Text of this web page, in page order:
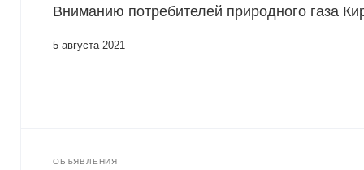
Вниманию потребителей природного газа
5 августа 2021
ОБЪЯВЛЕНИЯ